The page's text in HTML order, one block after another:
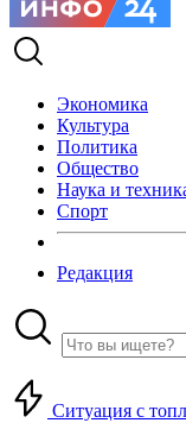
Экономика
Культура
Политика
Общество
Наука и
Спорт
Редакция
Ситуация с